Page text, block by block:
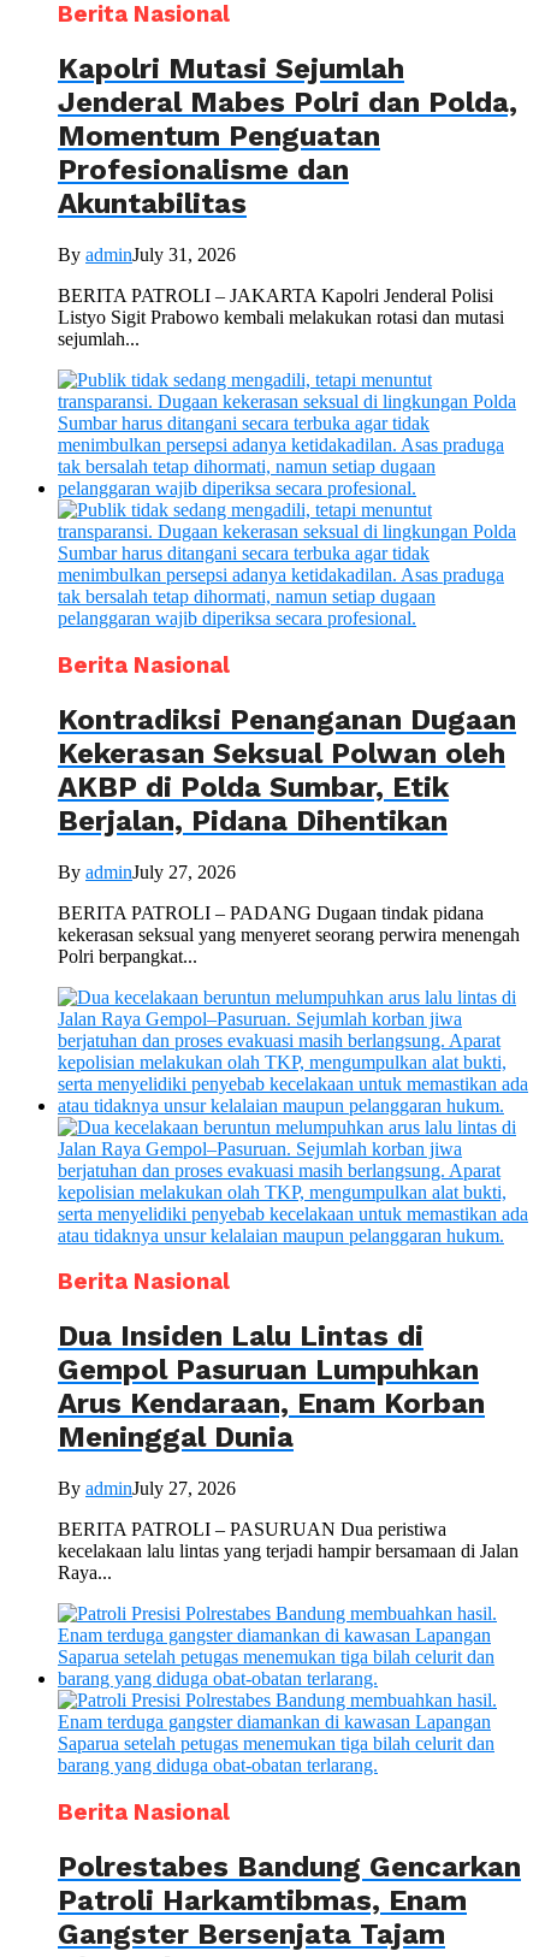
Berita Nasional
Kapolri Mutasi Sejumlah
Jenderal Mabes Polri dan Polda,
Momentum Penguatan
Profesionalisme dan
Akuntabilitas
By adminJuly 31, 2026
BERITA PATROLI – JAKARTA Kapolri Jenderal Polisi
Listyo Sigit Prabowo kembali melakukan rotasi dan mutasi
sejumlah...
Berita Nasional
Kontradiksi Penanganan Dugaan
Kekerasan Seksual Polwan oleh
AKBP di Polda Sumbar, Etik
Berjalan, Pidana Dihentikan
By adminJuly 27, 2026
BERITA PATROLI – PADANG Dugaan tindak pidana
kekerasan seksual yang menyeret seorang perwira menengah
Polri berpangkat...
Berita Nasional
Dua Insiden Lalu Lintas di
Gempol Pasuruan Lumpuhkan
Arus Kendaraan, Enam Korban
Meninggal Dunia
By adminJuly 27, 2026
BERITA PATROLI – PASURUAN Dua peristiwa
kecelakaan lalu lintas yang terjadi hampir bersamaan di Jalan
Raya...
Berita Nasional
Polrestabes Bandung Gencarkan
Patroli Harkamtibmas, Enam
Gangster Bersenjata Tajam